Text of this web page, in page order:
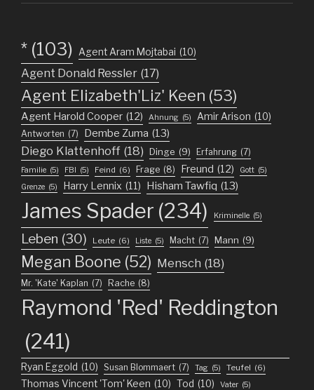
* (103) Agent Aram Mojtabai (10)
Agent Donald Ressler (17)
Agent Elizabeth'Liz' Keen (53)
Agent Harold Cooper (12) Ahnung (5) Amir Arison (10)
Antworten (7) Dembe Zuma (13)
Diego Klattenhoff (18) Dinge (9) Erfahrung (7)
Familie (5) FBI (5) Feind (6) Frage (8) Freund (12) Gott (5)
Grenze (5) Harry Lennix (11) Hisham Tawfiq (13)
James Spader (234) Kriminelle (5)
Leben (30) Leute (6) Liste (5) Macht (7) Mann (9)
Megan Boone (52) Mensch (18)
Mr. 'Kate' Kaplan (7) Rache (8)
Raymond 'Red' Reddington
(241)
Ryan Eggold (10) Susan Blommaert (7) Tag (5) Teufel (6)
Thomas Vincent 'Tom' Keen (10) Tod (10) Vater (5)